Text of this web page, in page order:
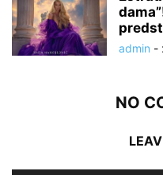
admin -
NO